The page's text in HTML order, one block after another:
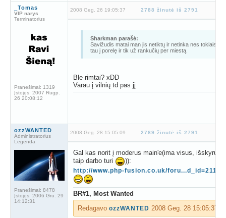
_Tomas
VIP narys
Terminatorius
Pranešimai: 1319
Įstojęs: 2007 Rugp.
26 20:08:12
2008 Geg. 26 19:05:37 2788 žinutė iš 2791
Sharkman parašė:
Savižudis matai man jis netiktų ir netinka nes tokiais
tau į porelę ir tik už rankučių per miestą.
Ble rimtai? xDD
Varau į vilnių td pas jį
ozzWANTED
Administratorius
Legenda
Pranešimai: 8478
Įstojęs: 2006 Gru. 29
14:12:31
2008 Geg. 28 15:05:09 2789 žinutė iš 2791
Gal kas norit į moderus main'e(ima visus, išskyrus
taip darbo turi
)):
http://www.php-fusion.co.uk/foru...d_id=21122
BR#1, Most Wanted
Redagavo ozzWANTED 2008 Geg. 28 15:05:37